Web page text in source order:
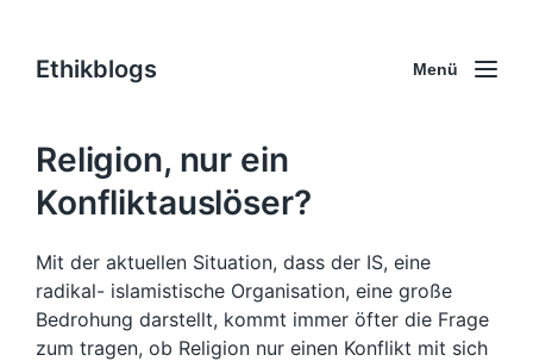
Ethikblogs Menü
Religion, nur ein
Konfliktauslöser?
Mit der aktuellen Situation, dass der IS, eine
radikal- islamistische Organisation, eine große
Bedrohung darstellt, kommt immer öfter die Frage
zum tragen, ob Religion nur einen Konflikt mit sich